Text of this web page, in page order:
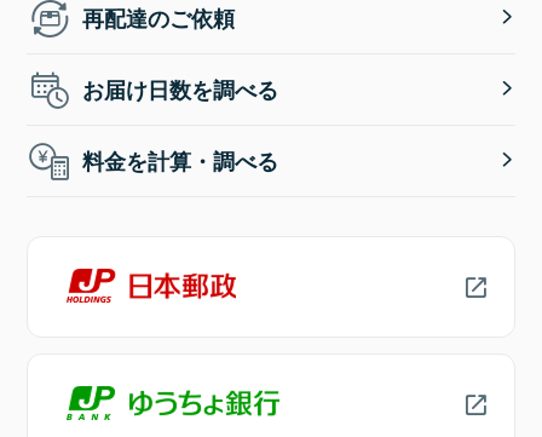
再配達のご依頼
お届け日数を調べる
料金を計算・調べる